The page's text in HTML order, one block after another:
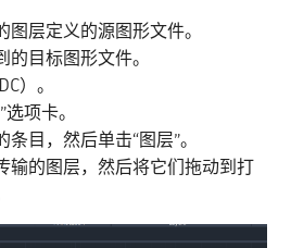
层定义的源图形文件。
目标图形文件。
）。
项卡。
目，然后单击“图层”。
输的图层，然后将它们拖动到打